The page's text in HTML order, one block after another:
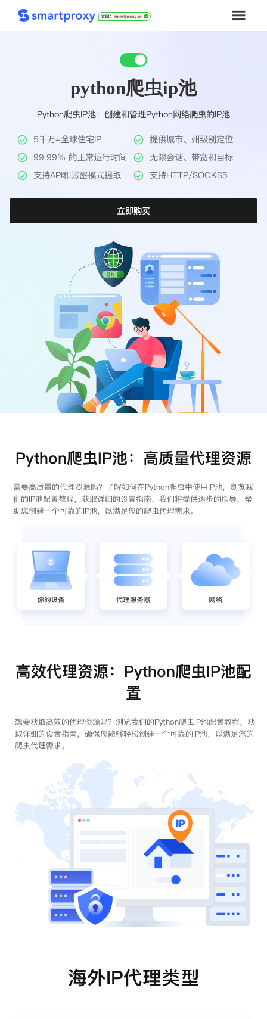
解决方案
工具
帮助中心
python爬虫ip池
Python爬虫IP池：创建和管理Python网络爬虫的IP池
5千万+全球住宅IP
提供城市、州级别定位
99.99% 的正常运行时间
无限会话、带宽和目标
支持API和账密模式提取
支持HTTP/SOCKS5
立即购买
Python爬虫IP池：高质量代理资源
需要高质量的代理资源吗？了解如何在Python爬虫中使用IP池，浏览我
们的IP池配置教程，获取详细的设置指南。我们将提供逐步的指导，帮
助您创建一个可靠的IP池，以满足您的爬虫代理需求。
高效代理资源：Python爬虫IP池配
置
想要获取高效的代理资源吗？浏览我们的Python爬虫IP池配置教程，获
取详细的设置指南，确保您能够轻松创建一个可靠的IP池，以满足您的
爬虫代理需求。
海外IP代理类型